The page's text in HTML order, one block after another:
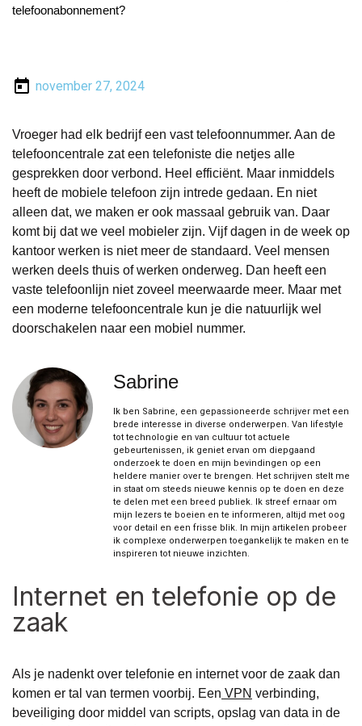
telefoonabonnement?
november 27, 2024
Vroeger had elk bedrijf een vast telefoonnummer. Aan de
telefooncentrale zat een telefoniste die netjes alle
gesprekken door verbond. Heel efficiënt. Maar inmiddels
heeft de mobiele telefoon zijn intrede gedaan. En niet
alleen dat, we maken er ook massaal gebruik van. Daar
komt bij dat we veel mobieler zijn. Vijf dagen in de week op
kantoor werken is niet meer de standaard. Veel mensen
werken deels thuis of werken onderweg. Dan heeft een
vaste telefoonlijn niet zoveel meerwaarde meer. Maar met
een moderne telefooncentrale kun je die natuurlijk wel
doorschakelen naar een mobiel nummer.
Sabrine
Ik ben Sabrine, een gepassioneerde schrijver met een
brede interesse in diverse onderwerpen. Van lifestyle
tot technologie en van cultuur tot actuele
gebeurtenissen, ik geniet ervan om diepgaand
onderzoek te doen en mijn bevindingen op een
heldere manier over te brengen. Het schrijven stelt me
in staat om steeds nieuwe kennis op te doen en deze
te delen met een breed publiek. Ik streef ernaar om
mijn lezers te boeien en te informeren, altijd met oog
voor detail en een frisse blik. In mijn artikelen probeer
ik complexe onderwerpen toegankelijk te maken en te
inspireren tot nieuwe inzichten.
Internet en telefonie op de
zaak
Als je nadenkt over telefonie en internet voor de zaak dan
komen er tal van termen voorbij. Een VPN verbinding,
beveiliging door middel van scripts, opslag van data in de